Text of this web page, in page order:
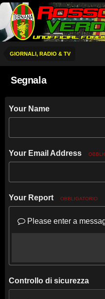
GIORNALI, RADIO & TV
Segnala
Your Name
Your Email Address
Your Report OBBLIGATORIO
Please enter a
Controllo di sicurezza